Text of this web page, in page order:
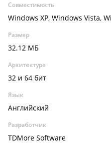
Совместимость
Windows XP, Windows Vista,
Размер
32.12 МБ
Архитектура
32 и 64 бит
Язык
Английский
Разработчик
TDMore Software